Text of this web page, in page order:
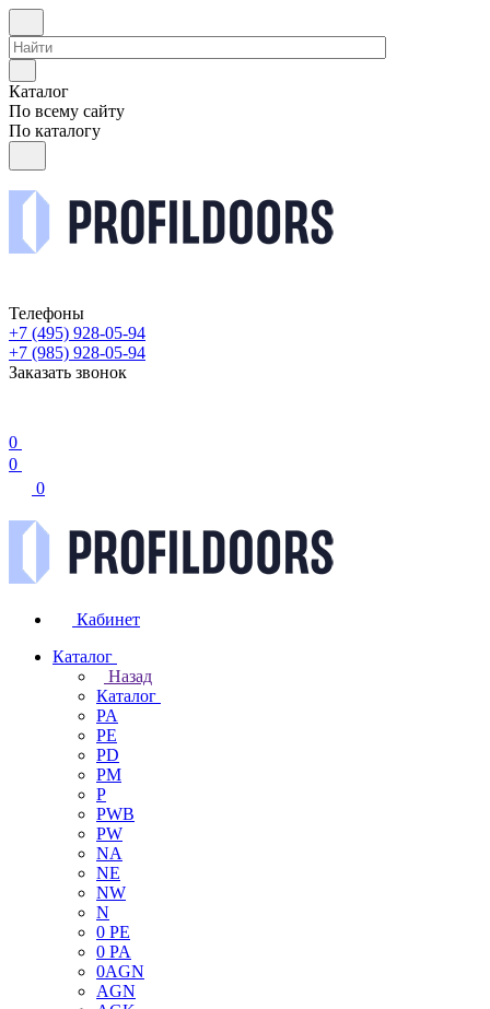
Каталог
По всему сайту
По каталогу
Телефоны
+7 (495) 928-05-94
+7 (985) 928-05-94
Заказать звонок
0
0
0
Кабинет
Каталог
Назад
Каталог
PA
PE
PD
PM
P
PWB
PW
NA
NE
NW
N
0 PE
0 PA
0AGN
AGN